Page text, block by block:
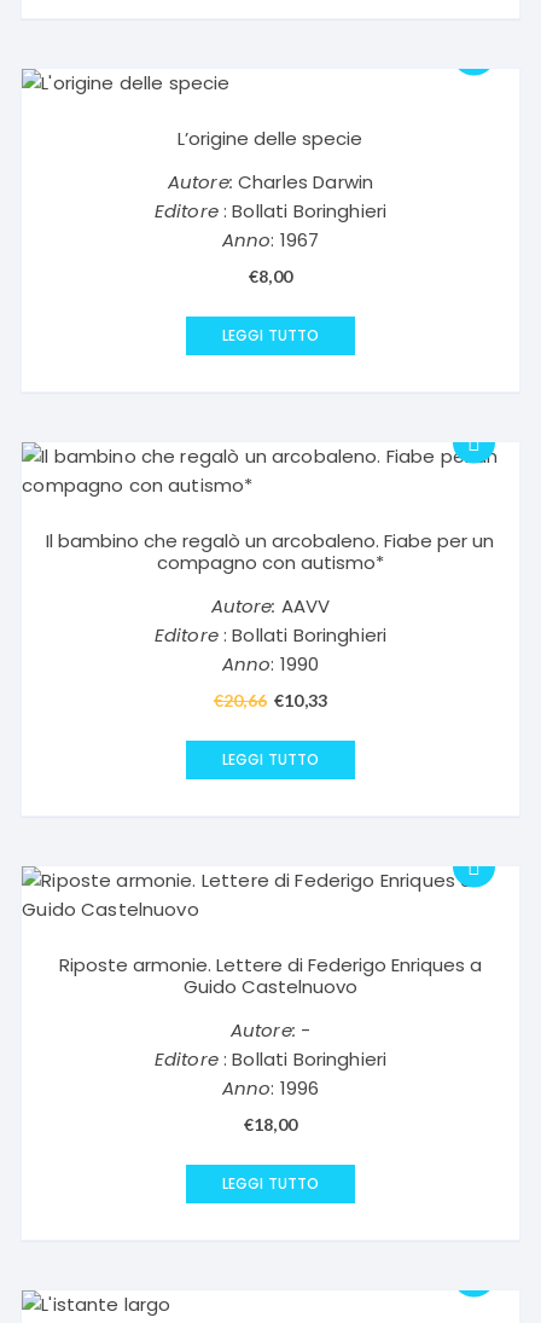
L’origine delle specie
Autore: Charles Darwin
Editore: Bollati Boringhieri
Anno: 1967
€8,00
LEGGI TUTTO
Il bambino che regalò un arcobaleno. Fiabe per un
compagno con autismo*
Autore: AAVV
Editore: Bollati Boringhieri
Anno: 1990
€20,66 Il
originale
€10,33Il
LEGGI TUTTO
Riposte armonie. Lettere di Federigo Enriques a
Guido Castelnuovo
Autore: -
Editore: Bollati Boringhieri
Anno: 1996
€18,00
LEGGI TUTTO